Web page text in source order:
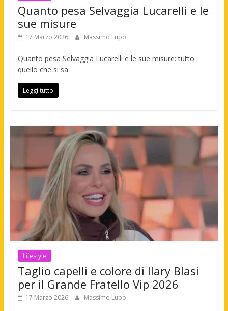
Quanto pesa Selvaggia Lucarelli e le
sue misure
17 Marzo 2026 Massimo Lupo
Quanto pesa Selvaggia Lucarelli e le sue misure: tutto
quello che si sa
Leggi tutto
Lifestyle
Taglio capelli e colore di Ilary Blasi
per il Grande Fratello Vip 2026
17 Marzo 2026 Massimo Lupo